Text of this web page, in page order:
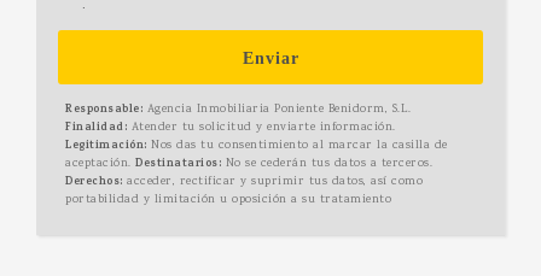
Enviar
Responsable: Agencia Inmobiliaria Poniente Benidorm, S.L.
Finalidad: Atender tu solicitud y enviarte información.
Legitimación: Nos das tu consentimiento al marcar la casilla de
aceptación. Destinatarios: No se cederán tus datos a terceros.
Derechos: acceder, rectificar y suprimir tus datos, así como
portabilidad y limitación u oposición a su tratamiento